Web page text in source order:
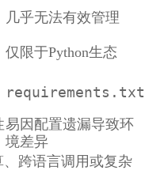
几乎无法有效管理
仅限于Python生态
requirements.txt
易因配置遗漏导致环
境差异
跨语言调用或复杂